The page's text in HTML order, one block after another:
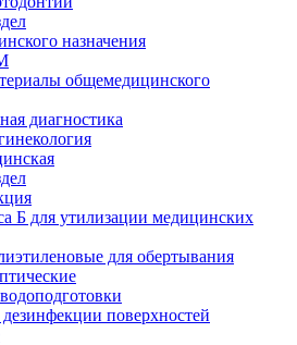
назначения
общемедицинского
диагностика
Б для утилизации медицинских
для обертывания
поверхностей